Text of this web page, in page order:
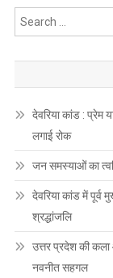
देवरिया कांड : प्रेम
लगाई रोक
जन समस्याओं का
देवरिया कांड में पूर्व
श्रद्धांजलि
उत्तर प्रदेश की
नवनीत सहगल